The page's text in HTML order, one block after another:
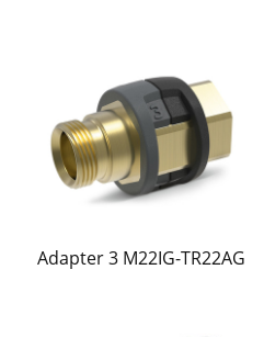
Adapter 3 M22IG-TR22AG